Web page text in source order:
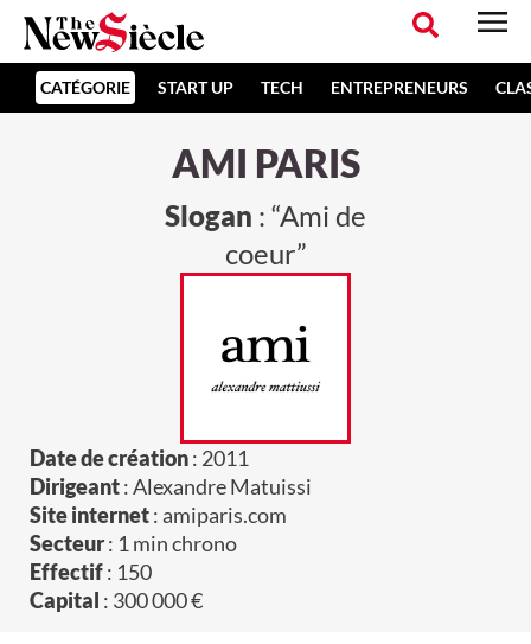
CATÉGORIE START UP TECH ENTREPRENEURS
AMI PARIS
Slogan : “Ami de
coeur”
Date de création: 2011
Dirigeant: Alexandre Matuissi
Site internet: amiparis.com
Secteur: 1 min chrono
Effectif: 150
Capital : 300 000 €